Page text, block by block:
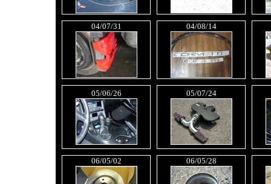
04/07/31 04/08/14
05/06/26 05/07/24
06/05/02 06/05/28